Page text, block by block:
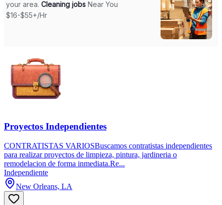
Proyectos Independientes
CONTRATISTAS VARIOSBuscamos contratistas independientes
para realizar proyectos de limpieza, pintura, jardineria o
remodelacion de forma inmediata.Re...
Independiente
New Orleans, LA